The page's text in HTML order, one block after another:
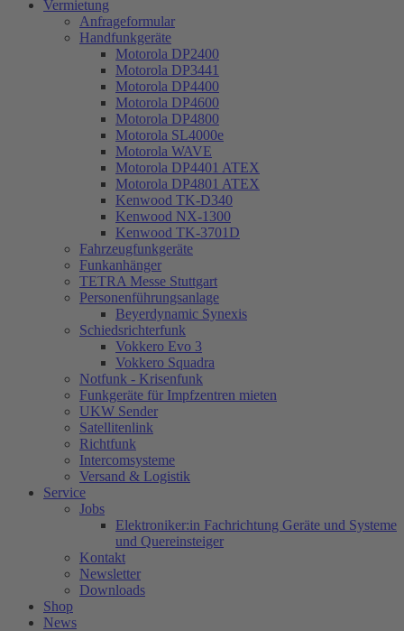
Vermietung
Anfrageformular
Handfunkgeräte
Motorola DP2400
Motorola DP3441
Motorola DP4400
Motorola DP4600
Motorola DP4800
Motorola SL4000e
Motorola WAVE
Motorola DP4401 ATEX
Motorola DP4801 ATEX
Kenwood TK-D340
Kenwood NX-1300
Kenwood TK-3701D
Fahrzeugfunkgeräte
Funkanhänger
TETRA Messe Stuttgart
Personenführungsanlage
Beyerdynamic Synexis
Schiedsrichterfunk
Vokkero Evo 3
Vokkero Squadra
Notfunk - Krisenfunk
Funkgeräte für Impfzentren mieten
UKW Sender
Satellitenlink
Richtfunk
Intercomsysteme
Versand & Logistik
Service
Jobs
Elektroniker:in Fachrichtung Geräte und Systeme
und Quereinsteiger
Kontakt
Newsletter
Downloads
Shop
News